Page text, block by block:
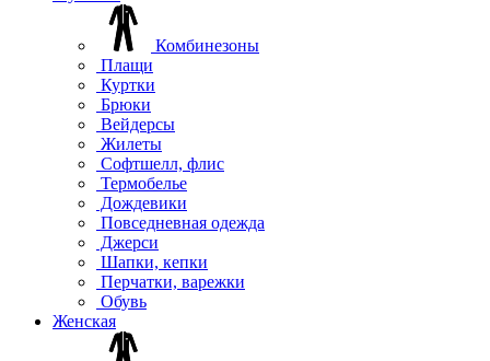
Комбинезоны
Плащи
Куртки
Брюки
Вейдерсы
Жилеты
Софтшелл, флис
Термобелье
Дождевики
Повседневная одежда
Джерси
Шапки, кепки
Перчатки, варежки
Обувь
Женская